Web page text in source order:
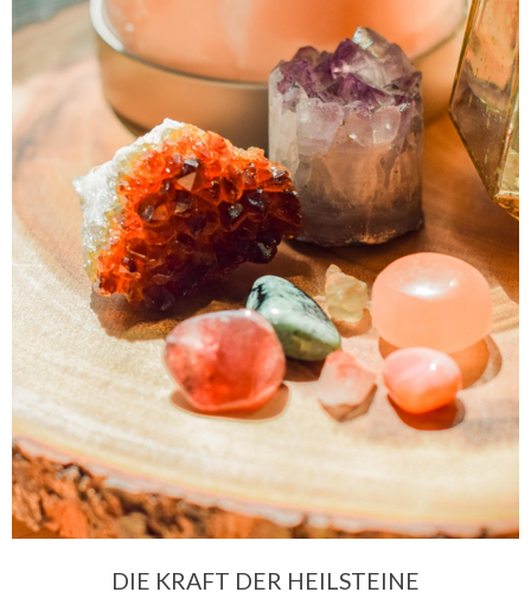
DIE KRAFT DER HEILSTEINE